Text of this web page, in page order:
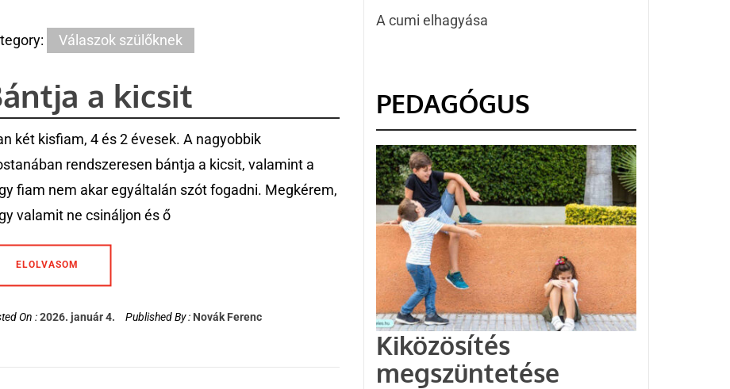
Válaszok szülőknek
a kicsit
két kisfiam, 4 és 2 évesek. A nagyobbik
rendszeresen bántja a kicsit, valamint a
fiam nem akar egyáltalán szót fogadni. Megkérem,
valamit ne csináljon és ő
ELOLVASOM
On :2026. január 4. Published By : Novák Ferenc
A cumi elhagyása
PEDAGÓGUS
Kiközösítés
megszüntetése